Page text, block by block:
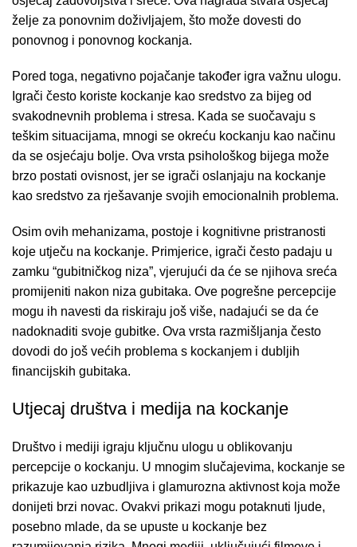
želje za ponovnim doživljajem, što može dovesti do
ponovnog i ponovnog kockanja.
Pored toga, negativno pojačanje također igra važnu ulogu.
Igrači često koriste kockanje kao sredstvo za bijeg od
svakodnevnih problema i stresa. Kada se suočavaju s
teškim situacijama, mnogi se okreću kockanju kao načinu
da se osjećaju bolje. Ova vrsta psihološkog bijega može
brzo postati ovisnost, jer se igrači oslanjaju na kockanje
kao sredstvo za rješavanje svojih emocionalnih problema.
Osim ovih mehanizama, postoje i kognitivne pristranosti
koje utječu na kockanje. Primjerice, igrači često padaju u
zamku “gubitničkog niza”, vjerujući da će se njihova sreća
promijeniti nakon niza gubitaka. Ove pogrešne percepcije
mogu ih navesti da riskiraju još više, nadajući se da će
nadoknaditi svoje gubitke. Ova vrsta razmišljanja često
dovodi do još većih problema s kockanjem i dubljih
financijskih gubitaka.
Utjecaj društva i medija na kockanje
Društvo i mediji igraju ključnu ulogu u oblikovanju
percepcije o kockanju. U mnogim slučajevima, kockanje se
prikazuje kao uzbudljiva i glamurozna aktivnost koja može
donijeti brzi novac. Ovakvi prikazi mogu potaknuti ljude,
posebno mlade, da se upuste u kockanje bez